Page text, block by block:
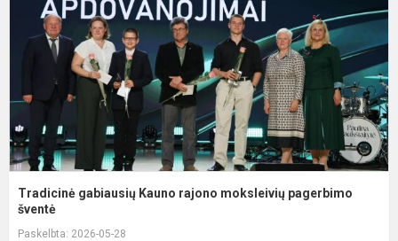
Tradicinė gabiausių Kauno rajono moksleivių pagerbimo
šventė
Paskelbta: 2026-05-28